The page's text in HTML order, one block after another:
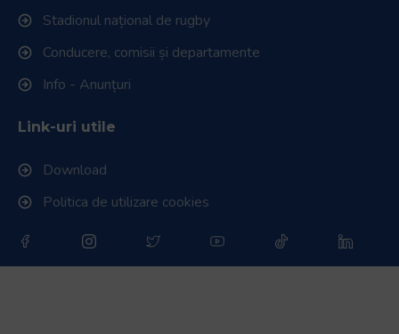
Stadionul național de rugby
Conducere, comisii și departamente
Info - Anunțuri
Link-uri utile
Download
Politica de utilizare cookies